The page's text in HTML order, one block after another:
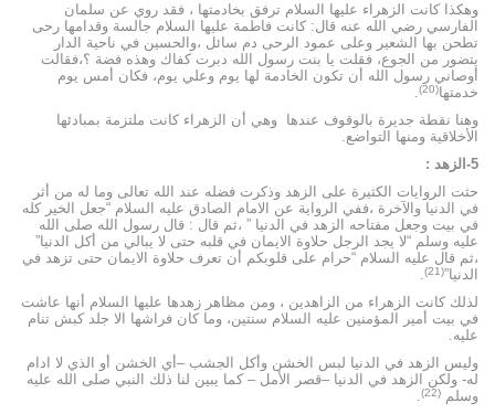
وهكذا كانت الزهراء عليها السلام ترفق بخادمتها ، فقد روي عن سلمان
الفارسي رضي الله عنه قال: كانت فاطمة عليها السلام جالسة وقدامها رحى
تطحن بها الشعير وعلى عمود الرحى دم سائل ،والحسين في ناحية الدار
يتضور من الجوع، فقلت يا بنت رسول الله دبرت كفاك وهذه فضة ؟،فقالت
أوصاني رسول الله أن تكون الخادمة لها يوم وعلي يوم، فكان أمس يوم
خدمتها(20)
.
وهنا نقطة جديرة بالوقوف عندها وهي أن الزهراء كانت ملتزمة بمبادئها
الأخلاقية ومنها التواضع.
5-الزهد :
حثت الروايات الكثيرة على الزهد وذكرت فضله عند الله تعالى وما له من أثر
في الدنيا والآخرة ،ففي الرواية عن الامام الصادق عليه السلام “جعل الخير كله
في بيت وجعل مفتاحه الزهد في الدنيا ” ،ثم قال : قال رسول الله صلى الله
عليه وسلم “لا يجد الرجل حلاوة الايمان في قلبه حتى لا يبالي من أكل الدنيا”
،ثم قال عليه السلام “حرام على قلوبكم أن تعرف حلاوة الايمان حتى تزهد في
الدنيا”(21)
.
لذلك كانت الزهراء من الزاهدين ، ومن مظاهر زهدها عليها السلام أنها عاشت
في بيت أمير المؤمنين عليه السلام سنتين، وما كان فراشها الا جلد كبش تنام
عليه.
وليس الزهد في الدنيا لبس الخشن وأكل الجشب –أي الخشن أو الذي لا ادام
له- ولكن الزهد في الدنيا –قصر الأمل – كما يبين لنا ذلك النبي صلى الله عليه
وسلم (22)
.